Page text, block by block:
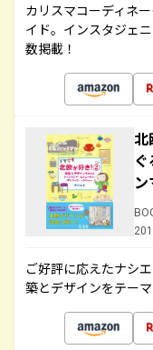
カリスマコーディネ
イド。インスタジェ
数掲載！
北
ご好評に応えたナシ
築とデザインをテー